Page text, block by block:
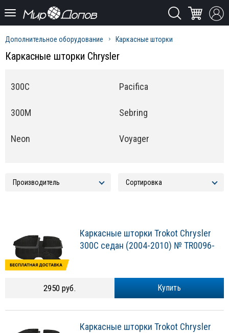
Дополнительное оборудование Каркасные шторки
Каркасные шторки Chrysler
300C
300M
Neon
Pacifica
Sebring
Voyager
Каркасные шторки Trokot Chrysler
300C седан (2004-2010) № TR0096-
Купить
2950 руб.
Каркасные шторки Trokot Chrysler